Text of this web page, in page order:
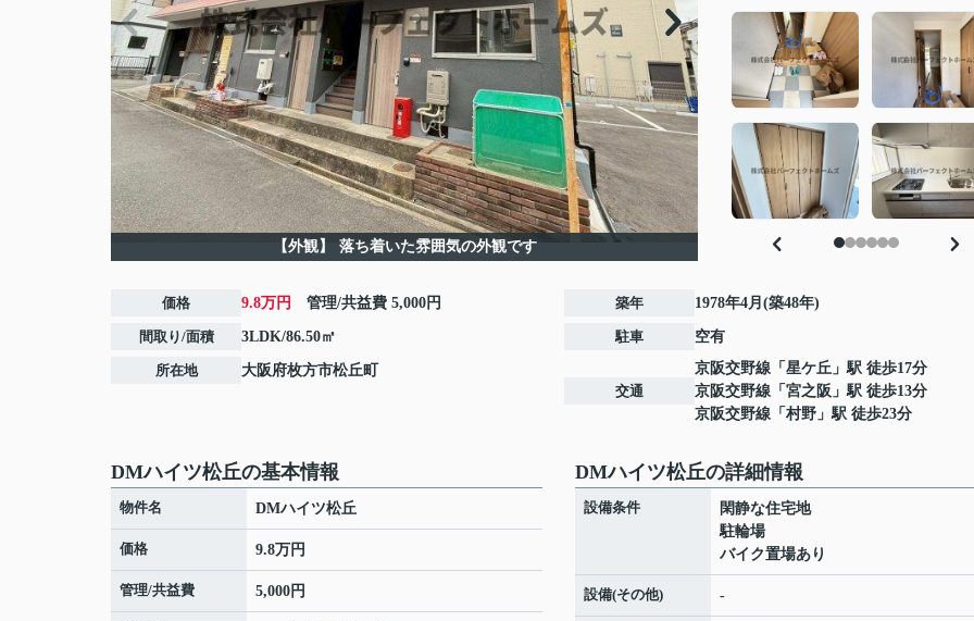
【外観】 落ち着いた雰囲気の外観です
価格 9.8万円 管理/共益費 5,000円
間取り/面積 3LDK/86.50㎡
所在地 大阪府枚方市松丘町
築年 1978年4月(築48年)
駐車 空有
交通
京阪交野線 「 星ケ丘 」駅 徒歩17分
京阪交野線 「 宮之阪 」駅 徒歩13分
京阪交野線 「 村野 」駅 徒歩23分
DMハイツ松丘の基本情報
物件名 DMハイツ松丘
価格 9.8万円
管理/共益費 5,000円
DMハイツ松丘の詳細情報
設備条件
閑静な住宅地
駐輪場
バイク置場あり
設備(その他) -